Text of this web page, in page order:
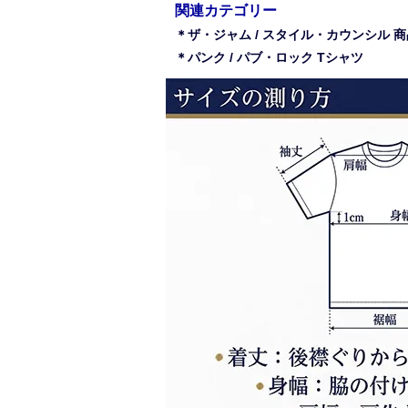
関連カテゴリー
＊ザ・ジャム / スタイル・カウンシル
＊パンク / パブ・ロック Tシャツ